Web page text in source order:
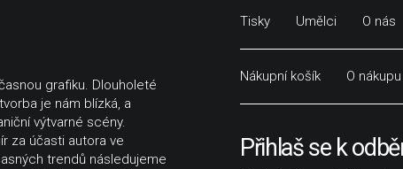
grafiku. Dlouholeté
je nám blízká, a
výtvarné scény.
za účasti autora ve
trendů následujeme
Tisky Umělci O nás
Nákupní košík O nákupu
Přihlaš se k